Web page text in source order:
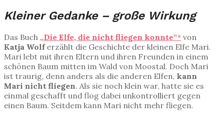
Kleiner Gedanke – große Wirkung
Das Buch „Die Elfe, die nicht fliegen konnte“* von
Katja Wolferzählt die Geschichte der kleinen Elfe Mari.
Mari lebt mit ihren Eltern und ihren Freunden in einem
schönen Baum mitten im Wald von Moostal. Doch Mari
ist traurig, denn anders als die anderen Elfen, kann
Mari nicht fliegen. Als sie noch klein war, hatte sie es
einmal geschafft und flog dabei unkontrolliert gegen
einen Baum. Seitdem kann Mari nicht mehr fliegen.